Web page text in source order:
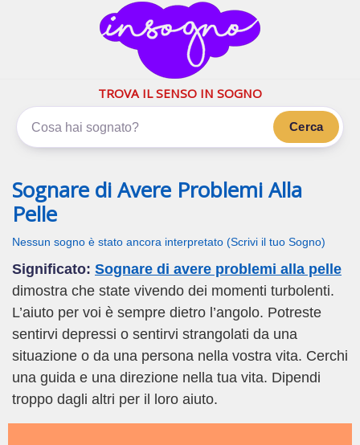
inSogno.com
I sogni significano di piùTROVA IL SENSO IN SOGNO
Cerca
Sognare di Avere Problemi Alla
Pelle
Nessun sogno è stato ancora interpretato (Scrivi il tuo Sogno)
Significato: Sognare di avere problemi alla pelle
dimostra che state vivendo dei momenti turbolenti.
L’aiuto per voi è sempre dietro l’angolo. Potreste
sentirvi depressi o sentirvi strangolati da una
situazione o da una persona nella vostra vita. Cerchi
una guida e una direzione nella tua vita. Dipendi
troppo dagli altri per il loro aiuto.